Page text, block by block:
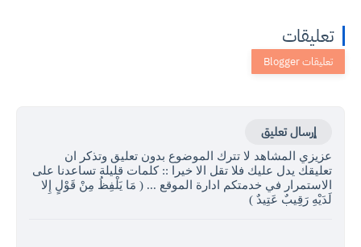
تعليقات
إرسال تعليق
عزيزي المشاهد لا تترك الموضوع بدون تعليق وتذكر ان
تعليقك يدل عليك فلا تقل الا خيرا :: كلمات قليلة تساعدنا على
الاستمرار في خدمتكم ادارة الموقع ... ( مَا يَلْفِظُ مِنْ قَوْلٍ إِلا
لَدَيْهِ رَقِيبٌ عَتِيدٌ )